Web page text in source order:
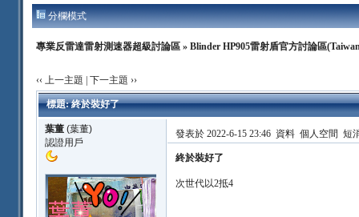
分欄模式
專業反雷達雷射測速器超級討論區» Blinder HP905雷射盾官方討論區
‹‹ 上一主題 下一主題 ››
標題: 終於裝好了
葉董 (葉董)
認證用戶
發表於 2022-6-15 23:46 資料 個人空間 短
終於裝好了
次世代以2抵4